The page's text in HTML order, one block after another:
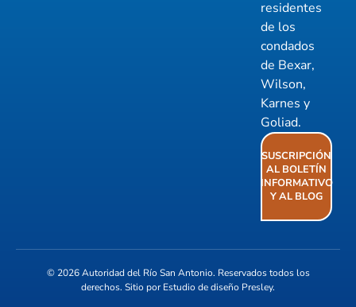
residentes
de los
condados
de Bexar,
Wilson,
Karnes y
Goliad.
SUSCRIPCIÓN
AL BOLETÍN
INFORMATIVO
Y AL BLOG
© 2026Autoridad del Río San Antonio. Reservados todos los
derechos. Sitio porEstudio de diseño Presley.